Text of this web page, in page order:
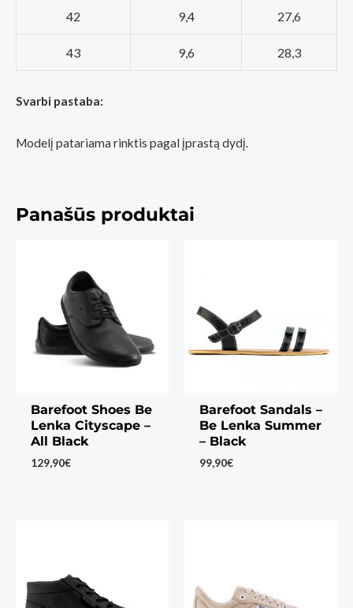
42 9,4 27,6
43 9,6 28,3
Svarbi pastaba:
Modelį patariama rinktis pagal įprastą dydį.
Panašūs produktai
Barefoot Shoes Be
Lenka Cityscape –
All Black
129,90€
Barefoot Sandals –
Be Lenka Summer
– Black
99,90€